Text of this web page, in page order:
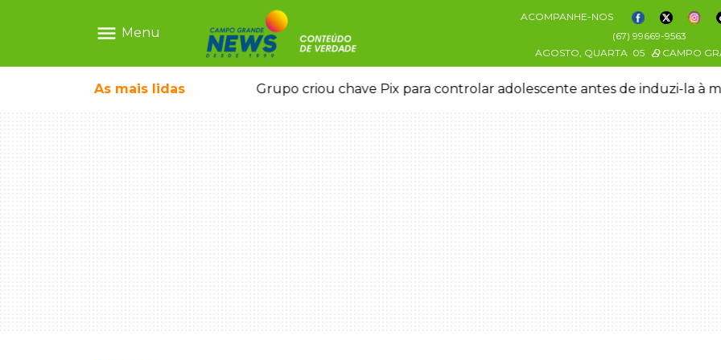
menu Menu
ACOMPANHE-NOS
(67) 99669-9563
AGOSTO, QUARTA 05 CAMPO
As mais lidas
deixou 4 mortos e 8 feridos Grupo criou chave Pix para controlar adolescente antes de induzi-la à